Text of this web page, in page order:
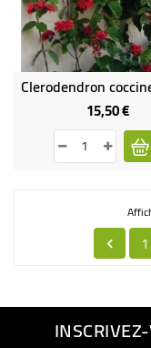
15,50 €Prix
 1